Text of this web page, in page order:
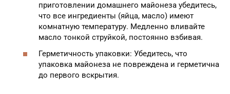
приготовлении домашнего майонеза убедитесь,
что все ингредиенты (яйца, масло) имеют
комнатную температуру. Медленно вливайте
масло тонкой струйкой, постоянно взбивая.
Герметичность упаковки: Убедитесь, что
упаковка майонеза не повреждена и герметична
до первого вскрытия.